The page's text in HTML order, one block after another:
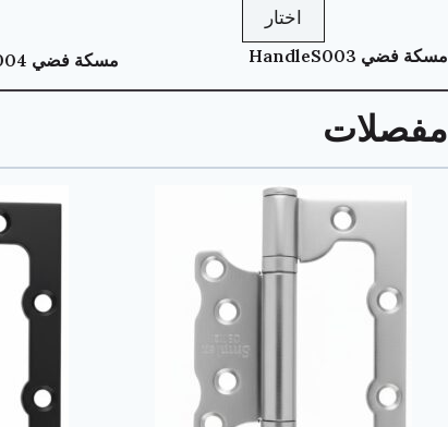
اختار
مسكة فضي HandleS003 مسكة فضي HandleS004
مفصلات